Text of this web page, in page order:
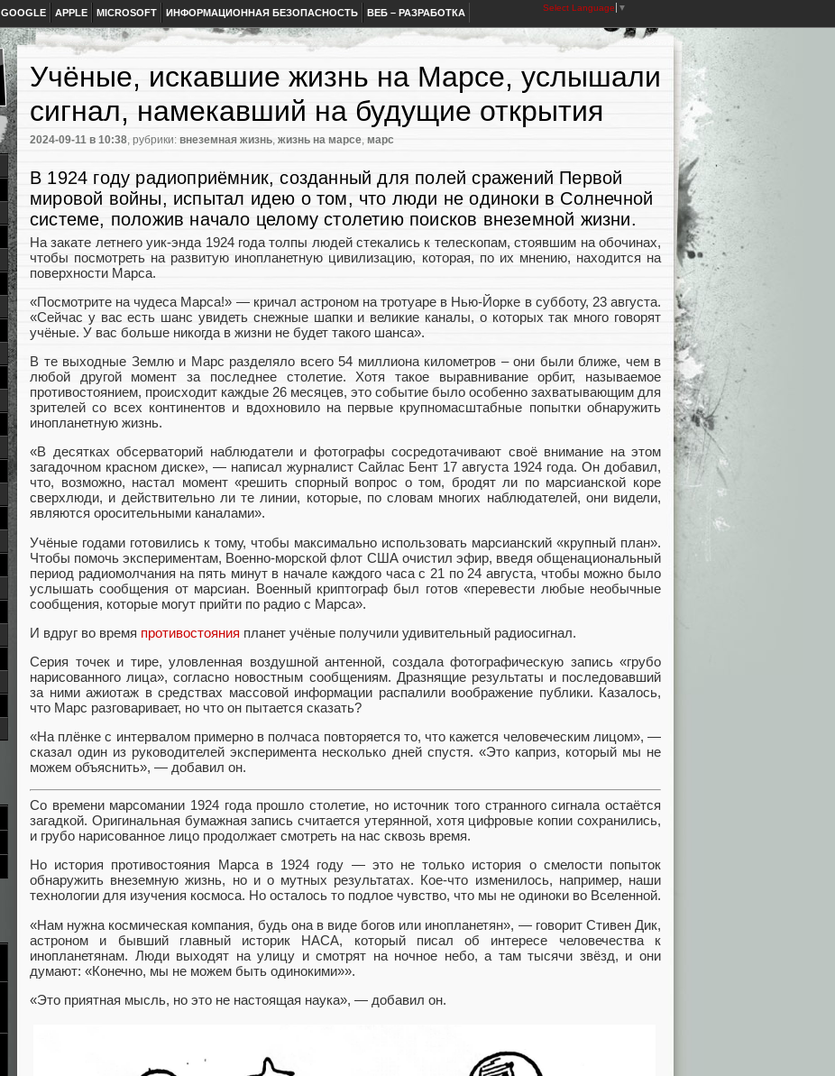
GOOGLE APPLE MICROSOFT ИНФОРМАЦИОННАЯ БЕЗОПАСНОСТЬ ВЕБ – РАЗРАБОТКА Select Language ▼
Учёные, искавшие жизнь на Марсе, услышали
сигнал, намекавший на будущие открытия
2024-09-11 в 10:38, рубрики: внеземная жизнь, жизнь на марсе, марс
В 1924 году радиоприёмник, созданный для полей сражений Первой
мировой войны, испытал идею о том, что люди не одиноки в Солнечной
системе, положив начало целому столетию поисков внеземной жизни.
На закате летнего уик-энда 1924 года толпы людей стекались к телескопам, стоявшим на обочинах,
чтобы посмотреть на развитую инопланетную цивилизацию, которая, по их мнению, находится на
поверхности Марса.
«Посмотрите на чудеса Марса!» — кричал астроном на тротуаре в Нью-Йорке в субботу, 23 августа.
«Сейчас у вас есть шанс увидеть снежные шапки и великие каналы, о которых так много говорят
учёные. У вас больше никогда в жизни не будет такого шанса».
В те выходные Землю и Марс разделяло всего 54 миллиона километров – они были ближе, чем в
любой другой момент за последнее столетие. Хотя такое выравнивание орбит, называемое
противостоянием, происходит каждые 26 месяцев, это событие было особенно захватывающим для
зрителей со всех континентов и вдохновило на первые крупномасштабные попытки обнаружить
инопланетную жизнь.
«В десятках обсерваторий наблюдатели и фотографы сосредотачивают своё внимание на этом
загадочном красном диске», — написал журналист Сайлас Бент 17 августа 1924 года. Он добавил,
что, возможно, настал момент «решить спорный вопрос о том, бродят ли по марсианской коре
сверхлюди, и действительно ли те линии, которые, по словам многих наблюдателей, они видели,
являются оросительными каналами».
Учёные годами готовились к тому, чтобы максимально использовать марсианский «крупный план».
Чтобы помочь экспериментам, Военно-морской флот США очистил эфир, введя общенациональный
период радиомолчания на пять минут в начале каждого часа с 21 по 24 августа, чтобы можно было
услышать сообщения от марсиан. Военный криптограф был готов «перевести любые необычные
сообщения, которые могут прийти по радио с Марса».
И вдруг во время противостояния планет учёные получили удивительный радиосигнал.
Серия точек и тире, уловленная воздушной антенной, создала фотографическую запись «грубо
нарисованного лица», согласно новостным сообщениям. Дразнящие результаты и последовавший
за ними ажиотаж в средствах массовой информации распалили воображение публики. Казалось,
что Марс разговаривает, но что он пытается сказать?
«На плёнке с интервалом примерно в полчаса повторяется то, что кажется человеческим лицом», —
сказал один из руководителей эксперимента несколько дней спустя. «Это каприз, который мы не
можем объяснить», — добавил он.
Со времени марсомании 1924 года прошло столетие, но источник того странного сигнала остаётся
загадкой. Оригинальная бумажная запись считается утерянной, хотя цифровые копии сохранились,
и грубо нарисованное лицо продолжает смотреть на нас сквозь время.
Но история противостояния Марса в 1924 году — это не только история о смелости попыток
обнаружить внеземную жизнь, но и о мутных результатах. Кое-что изменилось, например, наши
технологии для изучения космоса. Но осталось то подлое чувство, что мы не одиноки во Вселенной.
«Нам нужна космическая компания, будь она в виде богов или инопланетян», — говорит Стивен Дик,
астроном и бывший главный историк НАСА, который писал об интересе человечества к
инопланетянам. Люди выходят на улицу и смотрят на ночное небо, а там тысячи звёзд, и они
думают: «Конечно, мы не можем быть одинокими»».
«Это приятная мысль, но это не настоящая наука», — добавил он.